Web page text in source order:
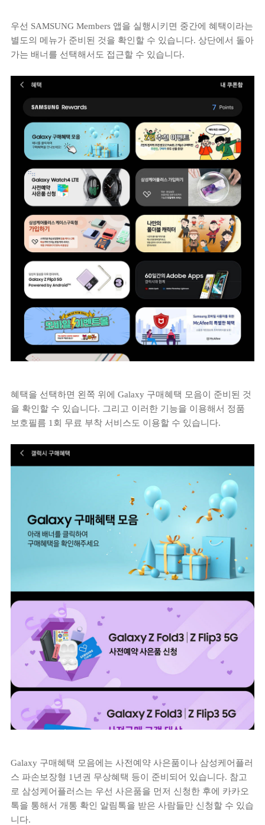
우선 SAMSUNG Members 앱을 실행시키면 중간에 혜택이라는
별도의 메뉴가 준비된 것을 확인할 수 있습니다. 상단에서 돌아
가는 배너를 선택해서도 접근할 수 있습니다.
혜택을 선택하면 왼쪽 위에 Galaxy 구매혜택 모음이 준비된 것
을 확인할 수 있습니다. 그리고 이러한 기능을 이용해서 정품
보호필름 1회 무료 부착 서비스도 이용할 수 있습니다.
Galaxy 구매혜택 모음에는 사전예약 사은품이나 삼성케어플러
스 파손보장형 1년권 무상혜택 등이 준비되어 있습니다. 참고
로 삼성케어플러스는 우선 사은품을 먼저 신청한 후에 카카오
톡을 통해서 개통 확인 알림톡을 받은 사람들만 신청할 수 있습
니다.